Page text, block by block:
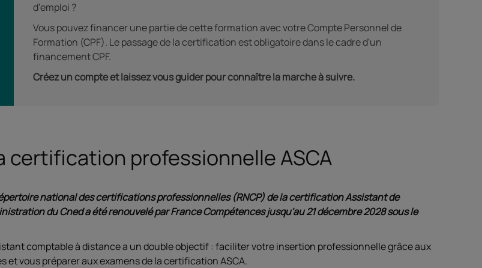
d’emploi ?
Vous pouvez financer une partie de cette formation avec votre Compte Personnel de
Formation (CPF). Le passage de la certification est obligatoire dans le cadre d'un
financement CPF.
Créez un compte et laissez vous guider pour connaître la marche à suivre.
certification professionnelle ASCA
national des certifications professionnelles (RNCP) de la certification Assistant de
du Cned a été renouvelé par France Compétences jusqu'au 21 décembre 2028 sous le
comptable à distance a un double objectif : faciliter votre insertion professionnelle grâce aux
et vous préparer aux examens de la certification ASCA.